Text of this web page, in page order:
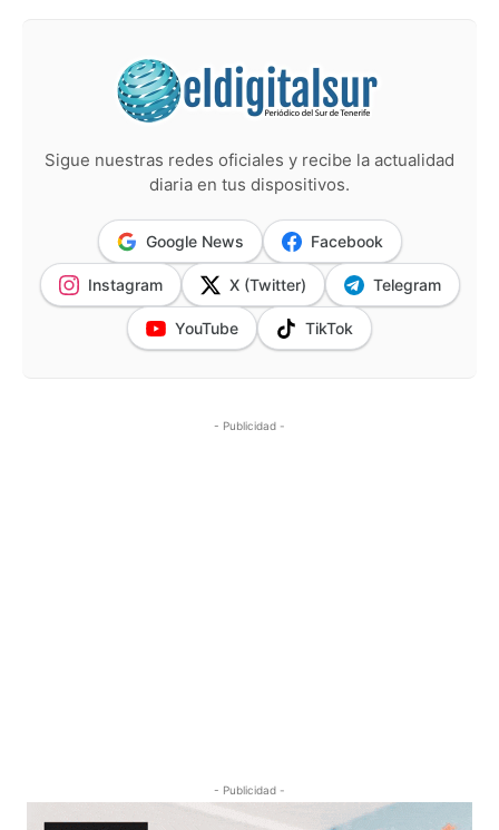
Sigue nuestras redes oficiales y recibe la actualidad
diaria en tus dispositivos.
Google News Facebook
Instagram X (Twitter) Telegram
YouTube TikTok
- Publicidad -
- Publicidad -